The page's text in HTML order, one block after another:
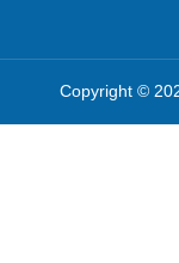
Copyright ©